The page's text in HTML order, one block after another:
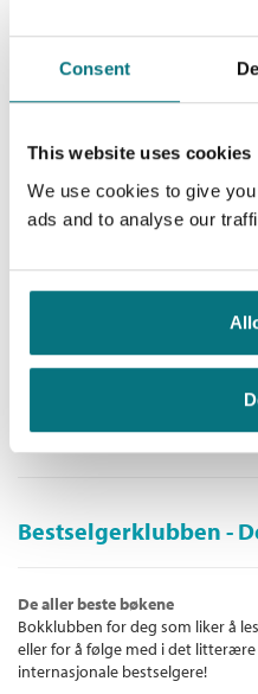
Consent
This website uses cookies
We use cookies to give
ads and to analyse our
Kjøp
Natti
Bestselgerklubben -
De aller beste bøkene
Bokklubben for deg som liker å
eller for å følge med i det
internasjonale bestselgere!